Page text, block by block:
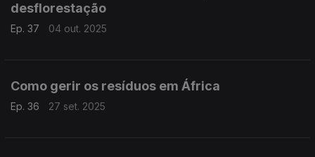
desflorestação
Ep. 37 04 out. 2025
Como gerir os resíduos em África
Ep. 36 27 set. 2025